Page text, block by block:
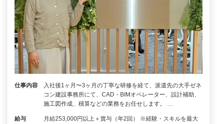
仕事内容
入社後1ヶ月〜3ヶ月の丁寧な研修を経て、派遣先の大手ゼネ
コン建設事務所にて、CAD・BIMオペレーター、設計補助、
施工図作成、積算などの業務をお任せします。 …
給与
月給253,000円以上＋賞与（年2回） ※経験・スキルを最大